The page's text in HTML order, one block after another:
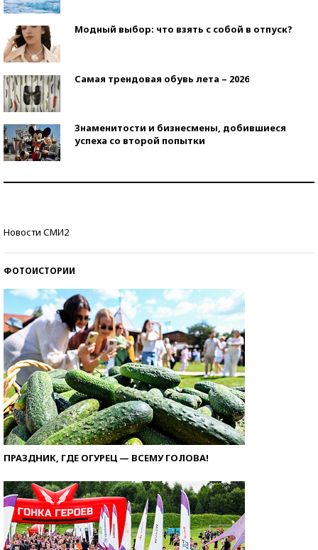
Модный выбор: что взять с собой в отпуск?
Самая трендовая обувь лета – 2026
Знаменитости и бизнесмены, добившиеся
успеха со второй попытки
Новости СМИ2
ФОТОИСТОРИИ
ПРАЗДНИК, ГДЕ ОГУРЕЦ — ВСЕМУ ГОЛОВА!